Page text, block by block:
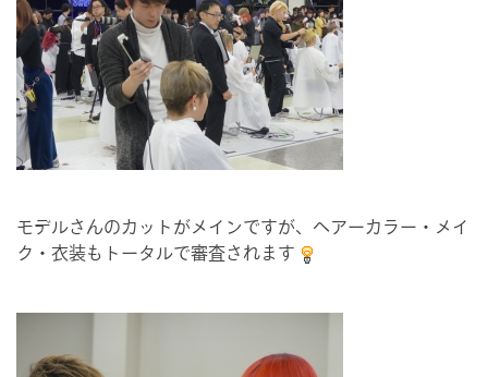
モデルさんのカットがメインですが、ヘアーカラー・メイ
ク・衣装もトータルで審査されます